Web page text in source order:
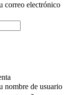
correo electrónico
nombre de usuario